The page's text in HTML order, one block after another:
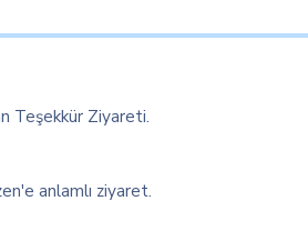
Teşekkür Ziyareti.
anlamlı ziyaret.